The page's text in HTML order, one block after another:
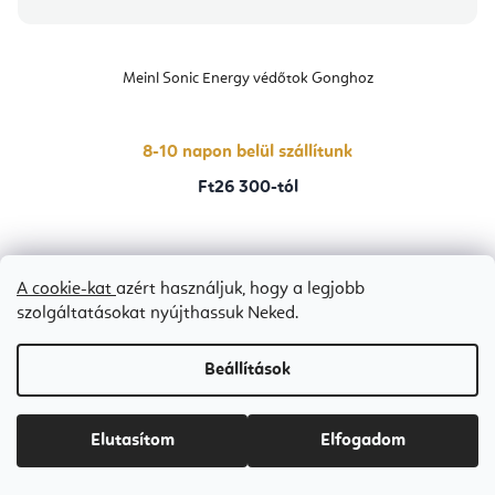
A cookie-kat azért használjuk, hogy a legjobb
szolgáltatásokat nyújthassuk Neked.
Beállítások
Elutasítom Elfogadom
Meinl Sonic Energy védőtok Gonghoz
8-10 napon belül szállítunk
Ft26 300-tól
Bestseller